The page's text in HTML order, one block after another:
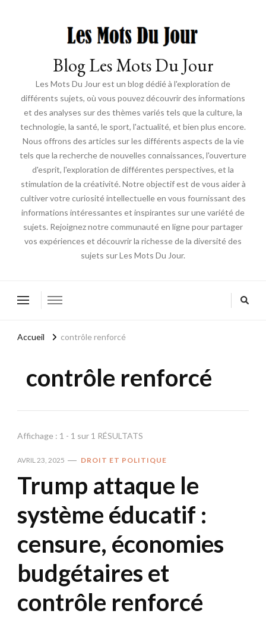
Blog Les Mots Du Jour
Les Mots Du Jour est un blog dédié à l'exploration de
différents sujets, où vous pouvez découvrir des informations
et des analyses sur des thèmes variés tels que la culture, la
technologie, la santé, le sport, l'actualité, et bien plus encore.
Nous offrons des articles sur les différents aspects de la vie
tels que la recherche de nouvelles connaissances, l'ouverture
d'esprit, l'exploration de différentes perspectives, et la
stimulation de la créativité. Notre objectif est de vous aider à
cultiver votre curiosité intellectuelle en vous fournissant des
informations intéressantes et inspirantes sur une variété de
sujets. Rejoignez notre communauté en ligne pour partager
vos expériences et découvrir la richesse de la diversité des
sujets sur Les Mots Du Jour.
Accueil contrôle renforcé
contrôle renforcé
Affichage : 1 - 1 sur 1 RÉSULTATS
AVRIL 23, 2025 DROIT ET POLITIQUE
Trump attaque le
système éducatif :
censure, économies
budgétaires et
contrôle renforcé